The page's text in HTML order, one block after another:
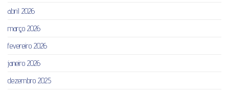
abril 2026
março 2026
fevereiro 2026
janeiro 2026
dezembro 2025